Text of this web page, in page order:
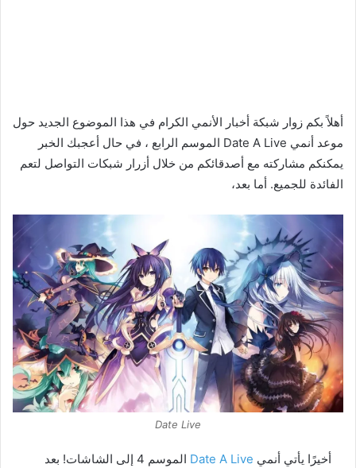
أهلاً بكم زوار شبكة أخبار الأنمي الكرام في هذا الموضوع الجديد حول
موعد أنمي Date A Live الموسم الرابع ، في حال أعجبك الخبر
يمكنكم مشاركته مع أصدقائكم من خلال أزرار شبكات التواصل لتعم
الفائدة للجميع. أما بعد،
Date Live
أخيرًا يأتي أنمي Date A Live
الموسم 4 إلى الشاشات! بعد